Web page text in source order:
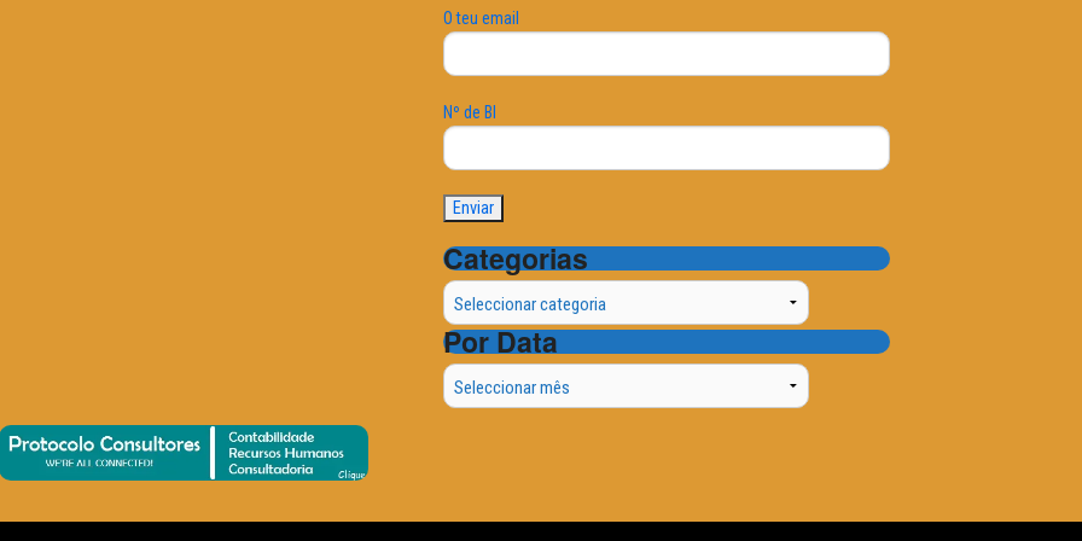
O teu email
Nº de BI
Categorias
Categorias
Por Data
Por
Data